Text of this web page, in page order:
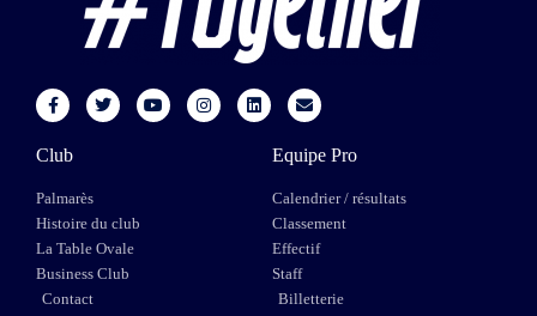
Club
Palmarès
Histoire du club
La Table Ovale
Business Club
Contact
Equipe Pro
Calendrier / résultats
Classement
Effectif
Staff
Billetterie